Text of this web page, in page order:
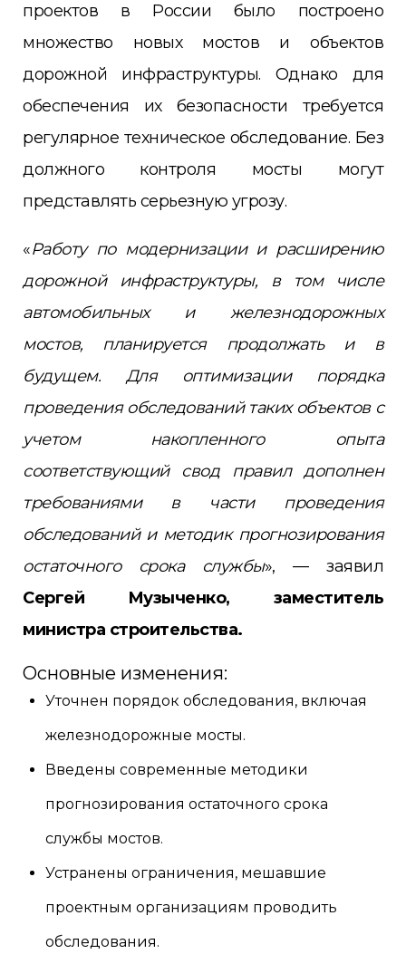
проектов в России было построено
множество новых мостов и объектов
дорожной инфраструктуры. Однако для
обеспечения их безопасности требуется
регулярное техническое обследование. Без
должного контроля мосты могут
представлять серьезную угрозу.
«Работу по модернизации и расширению
дорожной инфраструктуры, в том числе
автомобильных и железнодорожных
мостов, планируется продолжать и в
будущем. Для оптимизации порядка
проведения обследований таких объектов с
учетом накопленного опыта
соответствующий свод правил дополнен
требованиями в части проведения
обследований и методик прогнозирования
остаточного срока службы», — заявил
Сергей Музыченко, заместитель
министра строительства.
Основные изменения:
Уточнен порядок обследования, включая
железнодорожные мосты.
Введены современные методики
прогнозирования остаточного срока
службы мостов.
Устранены ограничения, мешавшие
проектным организациям проводить
обследования.